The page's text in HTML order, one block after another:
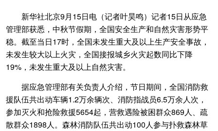
新华社北京9月15日电（记者叶昊鸣）记者15日从应急
管理部获悉，中秋节假期，全国安全生产和自然灾害形势平
稳。截至当日17时，全国未发生重大及以上生产安全事故，
未发生较大以上火灾，全国接报城乡火灾起数同比下降
19%，未发生重大及以上自然灾害。
据应急管理部有关负责人介绍，节日期间，全国消防救
援队伍共出动车辆1.2万余辆次、消防指战员6.5万余人次，
参加灭火和抢险救援5654起，营救遇险被困群众869人、疏
散群众1898人。森林消防队伍共出动100人参与扑救森林草